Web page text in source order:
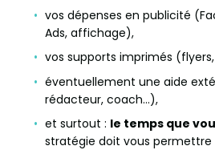
vos dépenses en publicité
Ads, affichage),
vos supports imprimés
éventuellement une aide
rédacteur, coach…),
et surtout : le temps que
stratégie doit vous permettre